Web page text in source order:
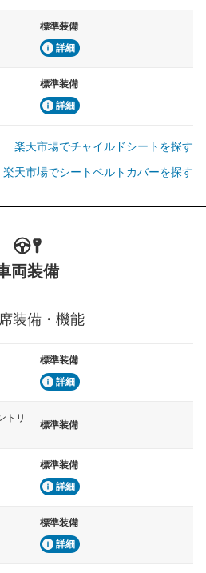
標準装備
詳細
標準装備
詳細
楽天市場でチャイルドシートを探す
楽天市場でシートベルトカバーを探す
両装備
装備・機能
標準装備
詳細
トリ
標準装備
標準装備
詳細
標準装備
詳細